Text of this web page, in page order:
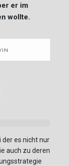
er im
wollte.
der es nicht nur
auch zu deren